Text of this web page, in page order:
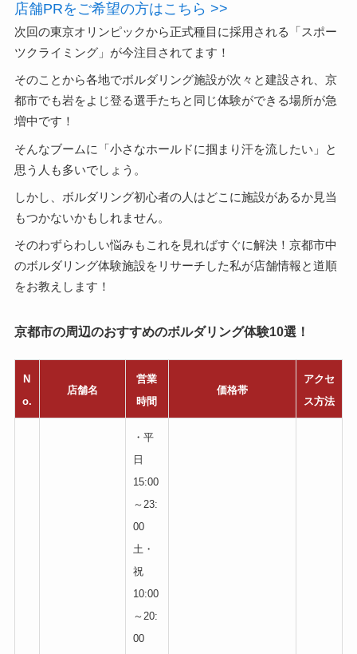
店舗PRをご希望の方はこちら >>
次回の東京オリンピックから正式種目に採用される「スポー
ツクライミング」が今注目されてます！
そのことから各地でボルダリング施設が次々と建設され、京
都市でも岩をよじ登る選手たちと同じ体験ができる場所が急
増中です！
そんなブームに「小さなホールドに掴まり汗を流したい」と
思う人も多いでしょう。
しかし、ボルダリング初心者の人はどこに施設があるか見当
もつかないかもしれません。
そのわずらわしい悩みもこれを見ればすぐに解決！京都市中
のボルダリング体験施設をリサーチした私が店舗情報と道順
をお教えします！
京都市の周辺のおすすめのボルダリング体験10選！
N
o.
店舗名
営業
時間
価格帯
アクセ
ス方法
・平
日
15:00
～23:
00
土・
祝
10:00
～20:
00